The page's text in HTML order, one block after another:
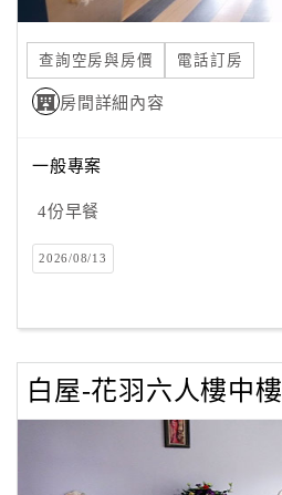
提
案
合
商
合
作
查詢空房與房價 電話訂房
房間詳細內容
一般專案
4份早餐
2026/08/13
白屋-花羽六人樓中樓